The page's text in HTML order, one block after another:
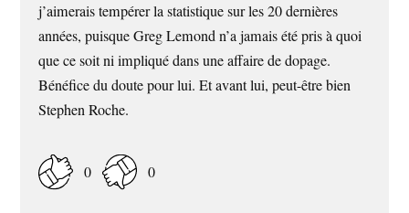
j’aimerais tempérer la statistique sur les 20 dernières
années, puisque Greg Lemond n’a jamais été pris à quoi
que ce soit ni impliqué dans une affaire de dopage.
Bénéfice du doute pour lui. Et avant lui, peut-être bien
Stephen Roche.
0 0